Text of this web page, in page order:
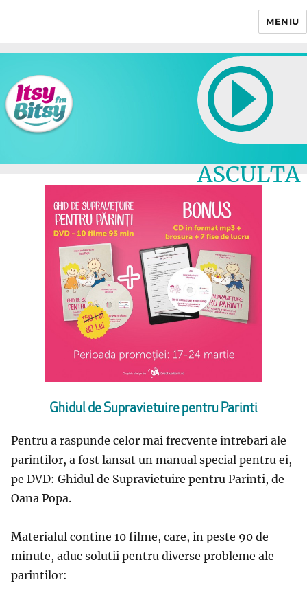
MENIU
ASCULTA
LIVE
Ghidul de Supravietuire pentru Parinti
Pentru a raspunde celor mai frecvente intrebari ale
parintilor, a fost lansat un manual special pentru ei,
pe DVD: Ghidul de Supravietuire pentru Parinti, de
Oana Popa.
Materialul contine 10 filme, care, in peste 90 de
minute, aduc solutii pentru diverse probleme ale
parintilor: